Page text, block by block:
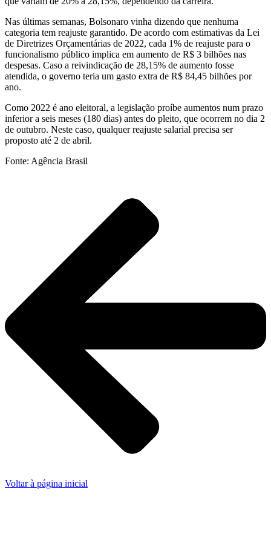
Nas últimas semanas, Bolsonaro vinha dizendo que nenhuma
categoria tem reajuste garantido. De acordo com estimativas da Lei
de Diretrizes Orçamentárias de 2022, cada 1% de reajuste para o
funcionalismo público implica em aumento de R$ 3 bilhões nas
despesas. Caso a reivindicação de 28,15% de aumento fosse
atendida, o governo teria um gasto extra de R$ 84,45 bilhões por
ano.
Como 2022 é ano eleitoral, a legislação proíbe aumentos num prazo
inferior a seis meses (180 dias) antes do pleito, que ocorrem no dia 2
de outubro. Neste caso, qualquer reajuste salarial precisa ser
proposto até 2 de abril.
Fonte: Agência Brasil
Voltar à página inicial